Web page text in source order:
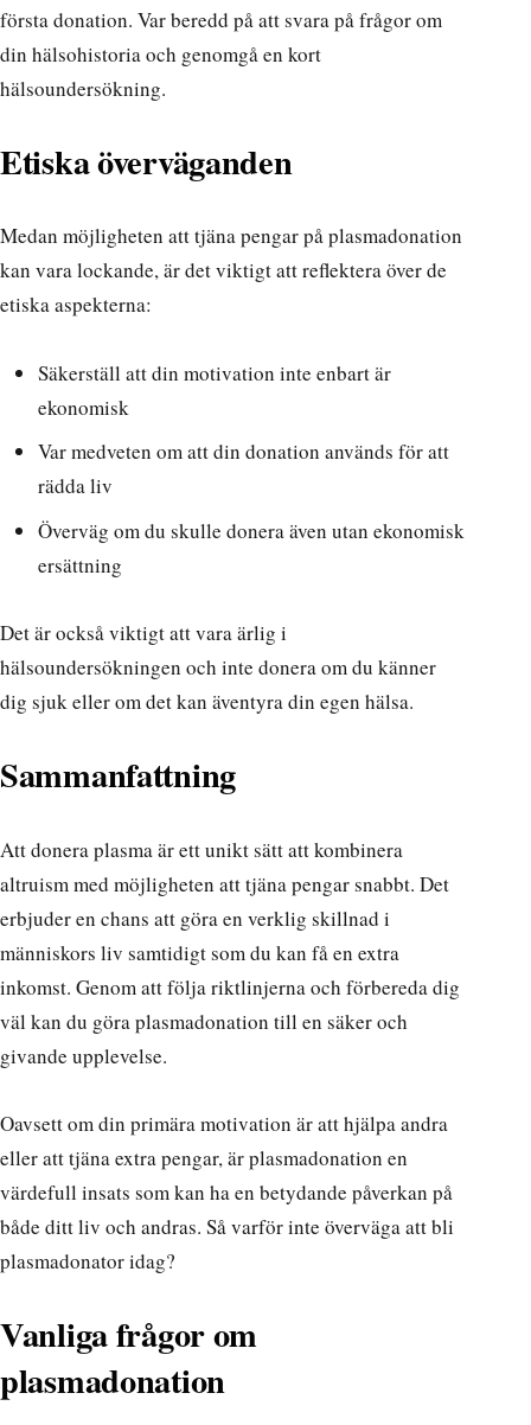
första donation. Var beredd på att svara på frågor om
din hälsohistoria och genomgå en kort
hälsoundersökning.
Etiska överväganden
Medan möjligheten att tjäna pengar på plasmadonation
kan vara lockande, är det viktigt att reflektera över de
etiska aspekterna:
Säkerställ att din motivation inte enbart är
ekonomisk
Var medveten om att din donation används för att
rädda liv
Överväg om du skulle donera även utan ekonomisk
ersättning
Det är också viktigt att vara ärlig i
hälsoundersökningen och inte donera om du känner
dig sjuk eller om det kan äventyra din egen hälsa.
Sammanfattning
Att donera plasma är ett unikt sätt att kombinera
altruism med möjligheten att tjäna pengar snabbt. Det
erbjuder en chans att göra en verklig skillnad i
människors liv samtidigt som du kan få en extra
inkomst. Genom att följa riktlinjerna och förbereda dig
väl kan du göra plasmadonation till en säker och
givande upplevelse.
Oavsett om din primära motivation är att hjälpa andra
eller att tjäna extra pengar, är plasmadonation en
värdefull insats som kan ha en betydande påverkan på
både ditt liv och andras. Så varför inte överväga att bli
plasmadonator idag?
Vanliga frågor om
plasmadonation